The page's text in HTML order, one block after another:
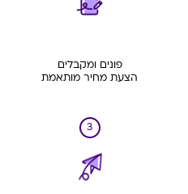
פונים ומקבלים
הצעת מחיר מותאמת
3